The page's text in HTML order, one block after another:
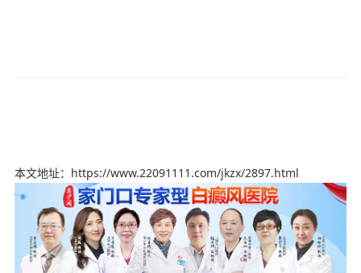
本文地址：https://www.22091111.com/jkzx/2897.html